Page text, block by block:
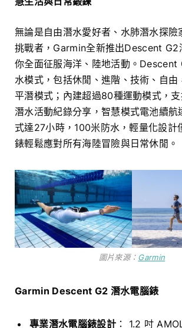
無論是自由潛水愛好者、水肺潛水探險
挑戰者，Garmin全新推出Descent G2
你全面征服海洋、陸地活動。Descent
水模式，包括休閒、進階、技術、自由
平潛模式；內建超過80種運動模式，
潛水活動紀錄分享，智慧模式電池續航
式達27小時，100米防水，輕量化設計
錶輕鬆應對所有海陸冒險與日常休閒。
圖片來源： Garmin
Garmin Descent G2 潛水電腦錶
專業潛水電腦錶設計： 1.2 吋